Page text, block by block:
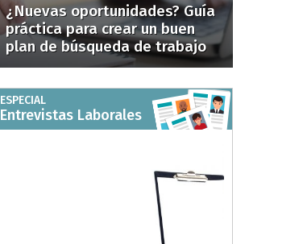
¿Nuevas oportunidades? Guía
práctica para crear un buen
plan de búsqueda de trabajo
ESPECIAL
Entrevistas Laborales